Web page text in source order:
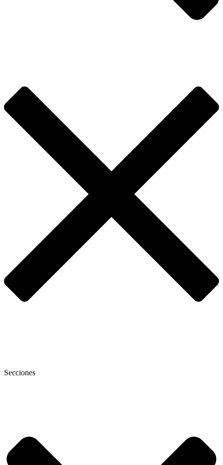
Secciones